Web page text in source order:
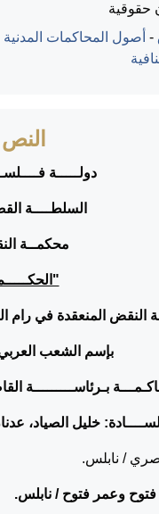
حقوقية
- أصول المحاكمات المدنية
النص
دولـــــة
السلطــــة
محكمــة
المنعقدة في رام
بإسم الشعب
خليل الصياد،
/ نابلس.
فتوح وعمر فتوح / نابلس.